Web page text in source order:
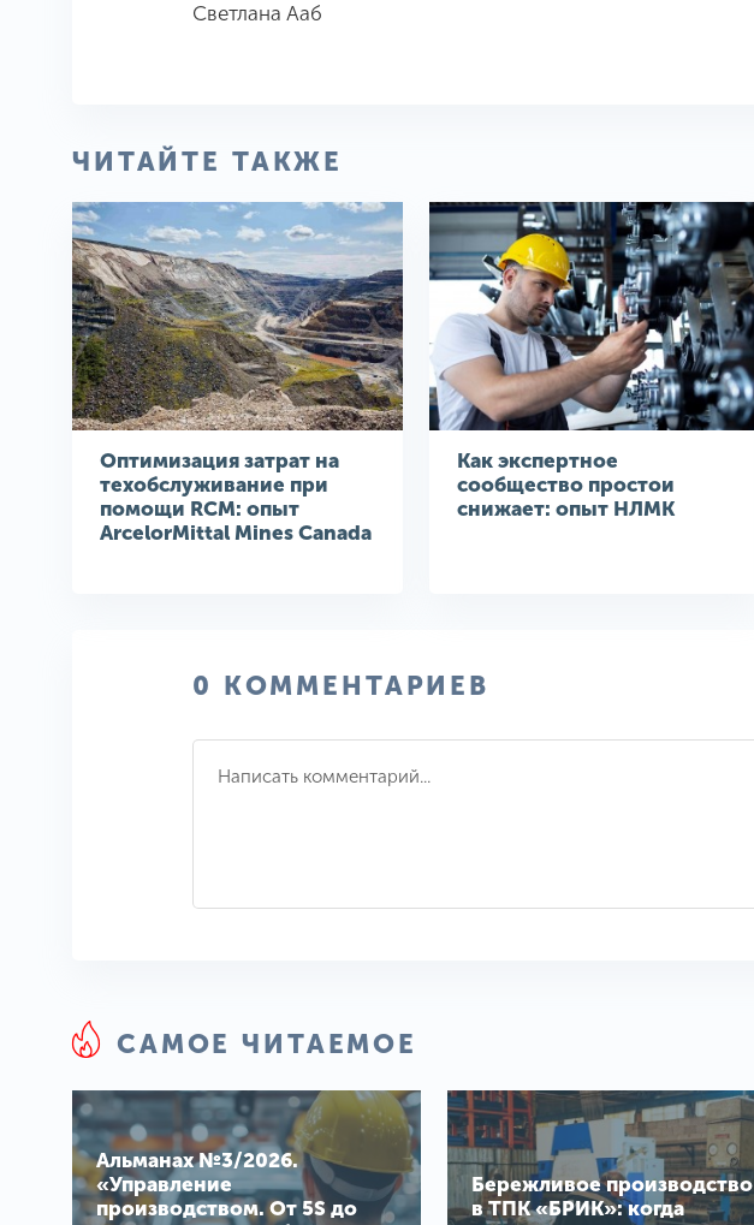
Светлана Ааб
ЧИТАЙТЕ ТАКЖЕ
Оптимизация затрат на
техобслуживание при
помощи RCM: опыт
ArcelorMittal Mines Canada
Как экспертное
сообщество простои
снижает: опыт НЛМК
0 КОММЕНТАРИЕВ
САМОЕ ЧИТАЕМОЕ
Альманах №3/2026.
«Управление
производством. От 5S до
Бережливое производство
в ТПК «БРИК»: когда